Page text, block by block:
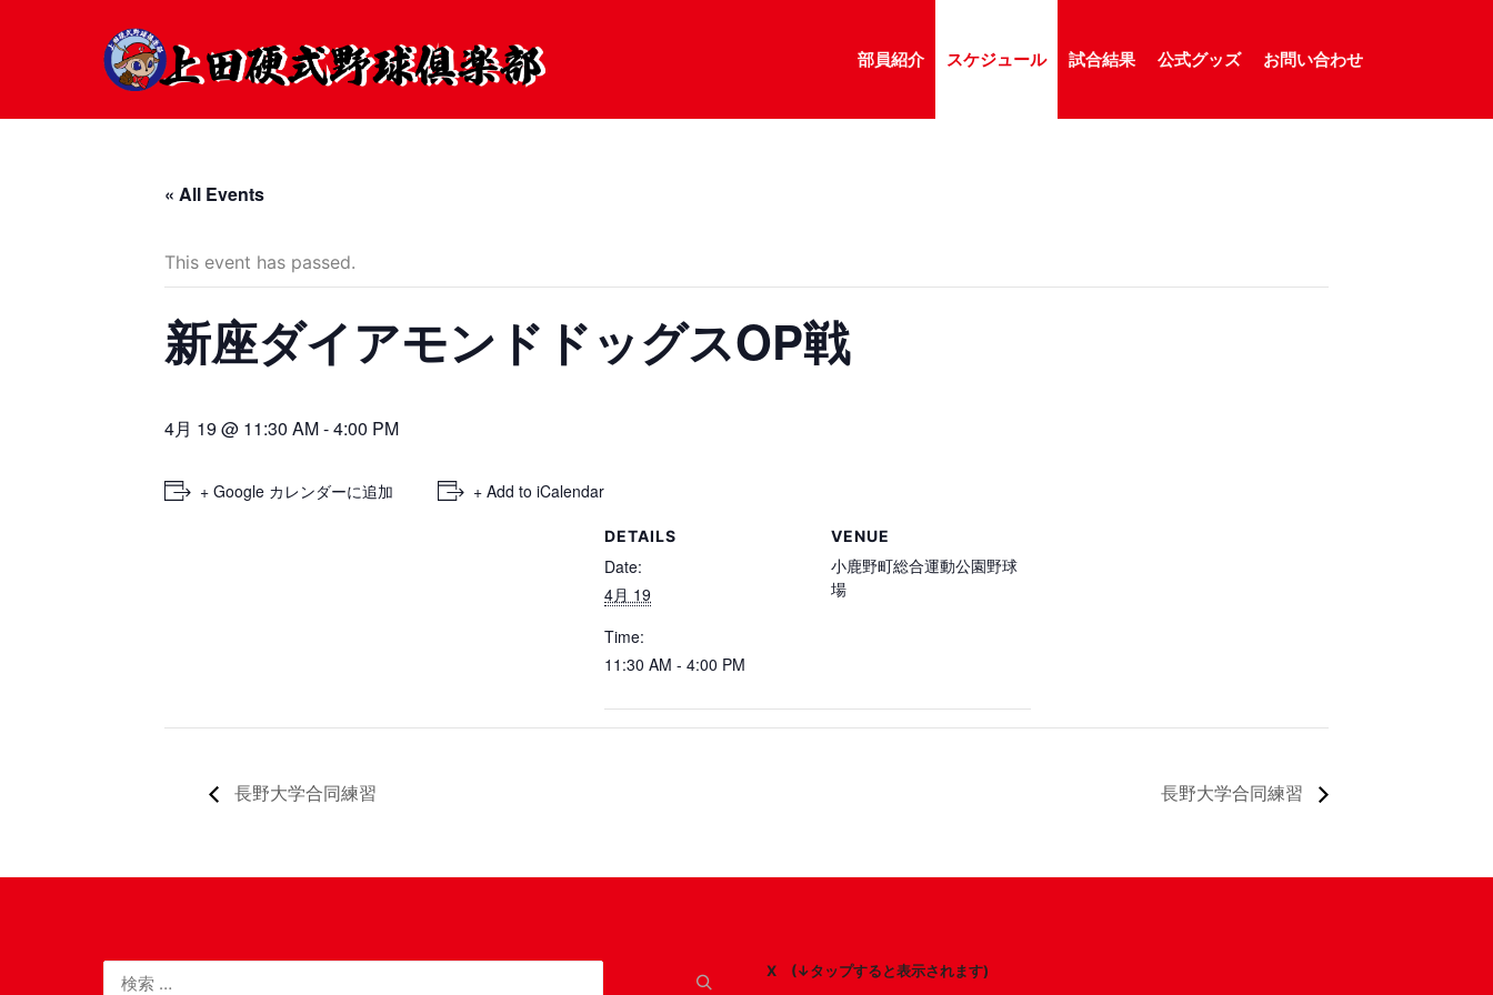
部員紹介 スケジュール 試合結果 公式グッズ お問い合わせ
« All Events
This event has passed.
新座ダイアモンドドッグスOP戦
4月 19 @ 11:30 AM-4:00 PM
+ Google カレンダーに追加 + Add to iCalendar
DETAILS
Date:
4月 19
Time:
11:30 AM - 4:00 PM
VENUE
小鹿野町総合運動公園野球
場
長野大学合同練習 長野大学合同練習
X (↓タップすると表示されます)